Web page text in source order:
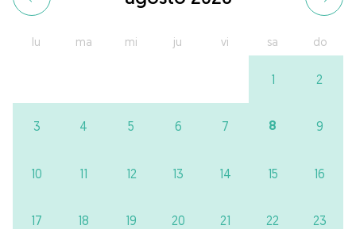
lu ma mi ju vi sa do
1 2
3 4 5 6 7 8 9
10 11 12 13 14 15 16
17 18 19 20 21 22 23